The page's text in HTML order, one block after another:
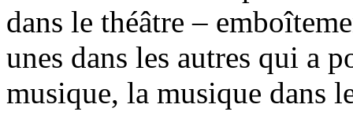
dans le théâtre –
unes dans les autres qui a
musique, la musique dans